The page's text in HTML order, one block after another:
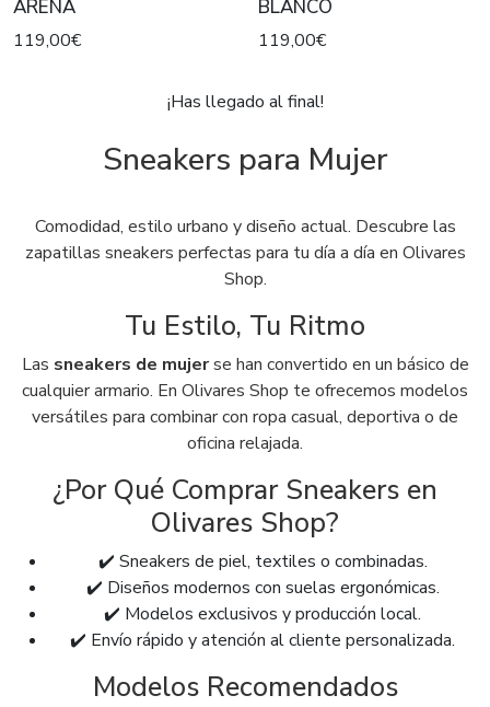
ARENA
119,00€
BLANCO
119,00€
¡Has llegado al final!
Sneakers para Mujer
Comodidad, estilo urbano y diseño actual. Descubre las
zapatillas sneakers perfectas para tu día a día en Olivares
Shop.
Tu Estilo, Tu Ritmo
Las sneakers de mujerse han convertido en un básico de
cualquier armario. En Olivares Shop te ofrecemos modelos
versátiles para combinar con ropa casual, deportiva o de
oficina relajada.
¿Por Qué Comprar Sneakers en
Olivares Shop?
✔️ Sneakers de piel, textiles o combinadas.
✔️ Diseños modernos con suelas ergonómicas.
✔️ Modelos exclusivos y producción local.
✔️ Envío rápido y atención al cliente personalizada.
Modelos Recomendados